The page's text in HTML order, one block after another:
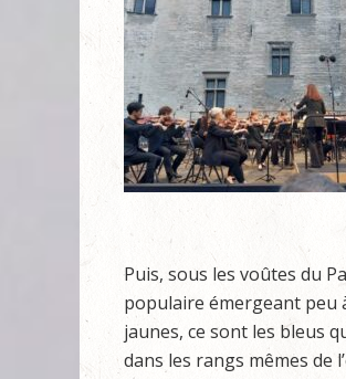
Puis, sous les voûtes du
populaire émergeant peu
jaunes, ce sont les bleus
dans les rangs mêmes de